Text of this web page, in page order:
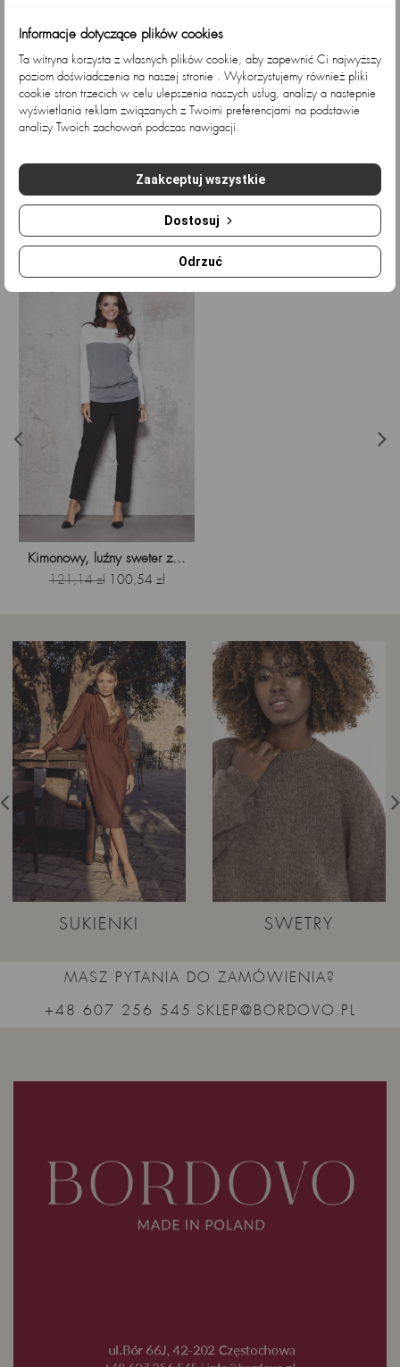
Długi kardigan w pasy,...
Cena
178,05 złCena
147,78 zł
Kardigan z kieszeniami, szary
Cena
210,57 złCena
174,77 zł
Ostatnio przeglądane
Kimonowy, luźny sweter z...
Cena
121,14 zł Cena
100,54 zł
SUKIENKI SWETRY
MASZ PYTANIA DO ZAMÓWIENIA?
+48 607 256 545 SKLEP@BORDOVO.PL
Informacje dotyczące plików cookies
Ta witryna korzysta z własnych plików cookie, aby zapewnić Ci najwyższy
poziom doświadczenia na naszej stronie . Wykorzystujemy również pliki
cookie stron trzecich w celu ulepszenia naszych usług, analizy a nastepnie
wyświetlania reklam związanych z Twoimi preferencjami na podstawie
analizy Twoich zachowań podczas nawigacji.
Odrzuć
Dostosuj
Zaakceptuj wszystkie